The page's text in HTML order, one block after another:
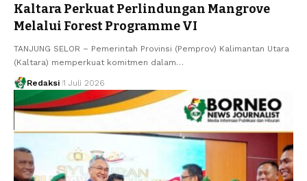
Kaltara Perkuat Perlindungan Mangrove
Melalui Forest Programme VI
TANJUNG SELOR – Pemerintah Provinsi (Pemprov) Kalimantan Utara
(Kaltara) memperkuat komitmen dalam…
Redaksi 1 Juli 2026